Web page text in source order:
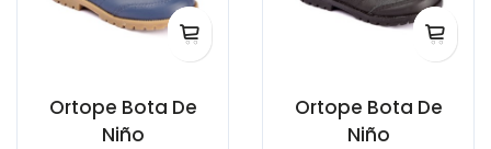
Ortope Bota De
Niño
Ortope Bota De
Niño